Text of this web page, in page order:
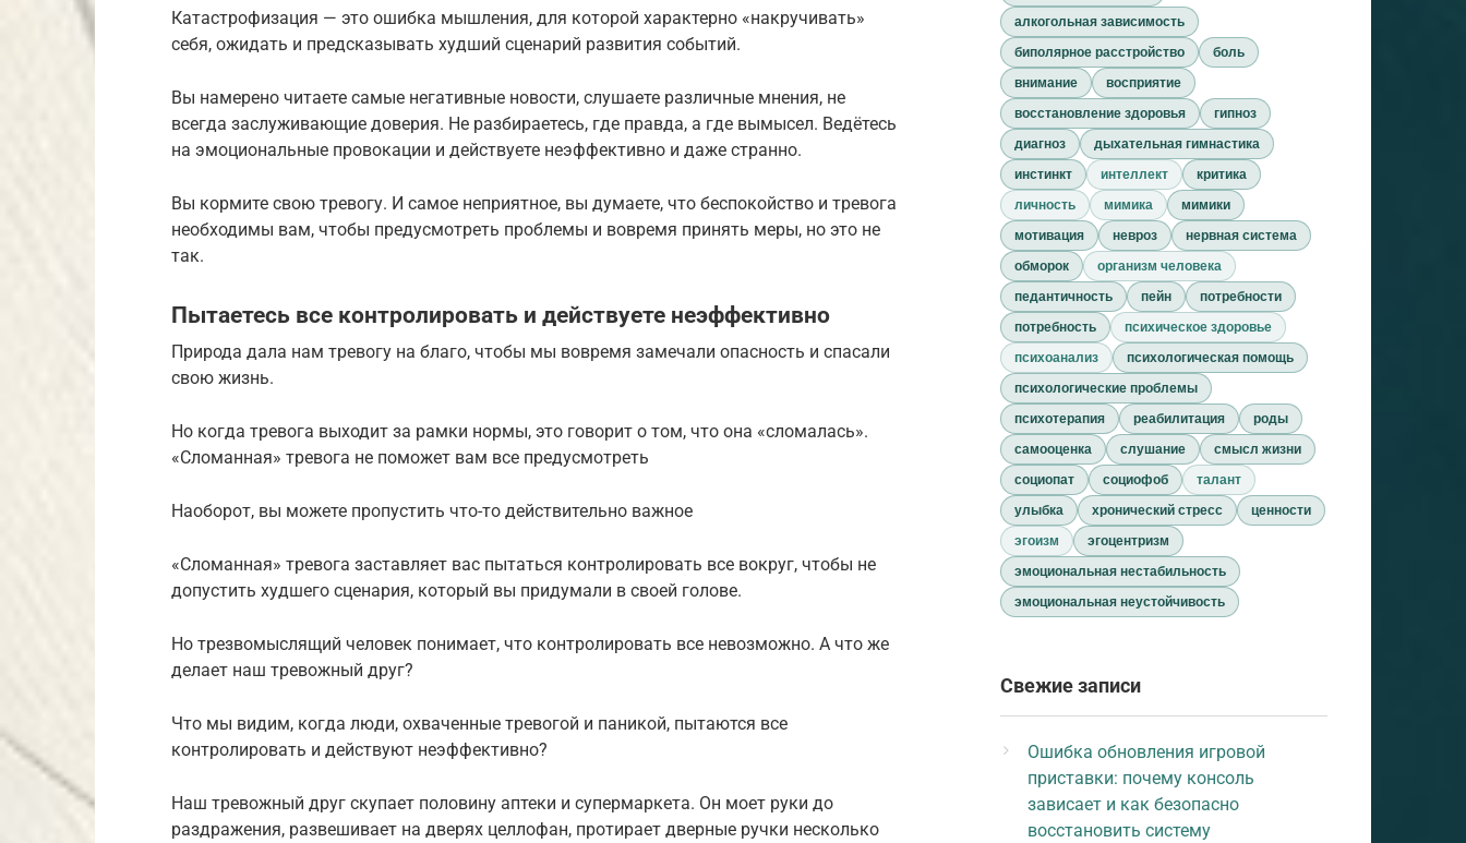
Катастрофизация — это ошибка мышления, для которой характерно «накручивать»
себя, ожидать и предсказывать худший сценарий развития событий.
Вы намерено читаете самые негативные новости, слушаете различные мнения, не
всегда заслуживающие доверия. Не разбираетесь, где правда, а где вымысел. Ведётесь
на эмоциональные провокации и действуете неэффективно и даже странно.
Вы кормите свою тревогу. И самое неприятное, вы думаете, что беспокойство и тревога
необходимы вам, чтобы предусмотреть проблемы и вовремя принять меры, но это не
так.
Пытаетесь все контролировать и действуете неэффективно
Природа дала нам тревогу на благо, чтобы мы вовремя замечали опасность и спасали
свою жизнь.
Но когда тревога выходит за рамки нормы, это говорит о том, что она «сломалась».
«Сломанная» тревога не поможет вам все предусмотреть
Наоборот, вы можете пропустить что-то действительно важное
«Сломанная» тревога заставляет вас пытаться контролировать все вокруг, чтобы не
допустить худшего сценария, который вы придумали в своей голове.
Но трезвомыслящий человек понимает, что контролировать все невозможно. А что же
делает наш тревожный друг?
Что мы видим, когда люди, охваченные тревогой и паникой, пытаются все
контролировать и действуют неэффективно?
Наш тревожный друг скупает половину аптеки и супермаркета. Он моет руки до
раздражения, развешивает на дверях целлофан, протирает дверные ручки несколько
алкогольная зависимость
биполярное расстройство
боль
внимание
восприятие
восстановление здоровья
гипноз
диагноз
дыхательная гимнастика
инстинкт
интеллект
критика
личность
мимика
мимики
мотивация
невроз
нервная система
обморок
организм человека
педантичность
пейн
потребности
потребность
психическое здоровье
психоанализ
психологическая помощь
психологические проблемы
психотерапия
реабилитация
роды
самооценка
слушание
смысл жизни
социопат
социофоб
талант
улыбка
хронический стресс
ценности
эгоизм
эгоцентризм
эмоциональная нестабильность
эмоциональная неустойчивость
Свежие записи
Ошибка обновления игровой
приставки: почему консоль
зависает и как безопасно
восстановить систему